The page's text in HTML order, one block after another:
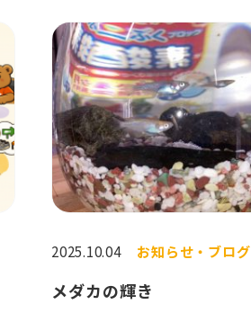
2025.10.04 お知らせ・ブログ
メダカの輝き